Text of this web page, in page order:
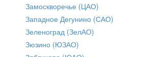
Замоскворечье (ЦАО)
Западное Дегунино (САО)
Зеленоград (ЗелАО)
Зюзино (ЮЗАО)